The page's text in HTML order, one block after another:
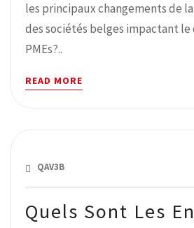
les principaux changements de
des sociétés belges impactant
PMEs?..
READ MORE
Quels Sont Les
QAV3B